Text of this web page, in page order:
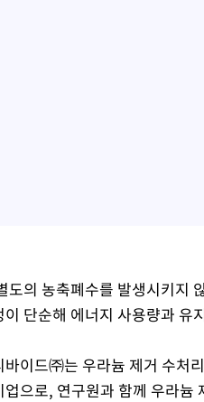
도의 농축폐수를 발생시키지
단순해 에너지 사용량과 유
이드㈜는 우라늄 제거 수처
으로, 연구원과 함께 우라늄